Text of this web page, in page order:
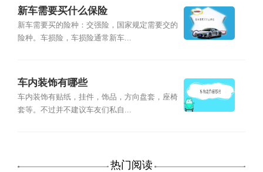
新车需要买什么保险
新车需要买的险种：交强险，国家规定需要交的
险种。车损险，车损险通常新车...
车内装饰有哪些
车内装饰有贴纸，挂件，饰品，方向盘套，座椅
套等。不过并不建议车友们私自...
热门阅读